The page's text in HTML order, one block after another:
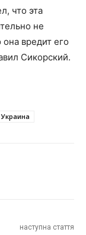
что эта
не
вредит его
Сикорский.
Украина
наступна стаття